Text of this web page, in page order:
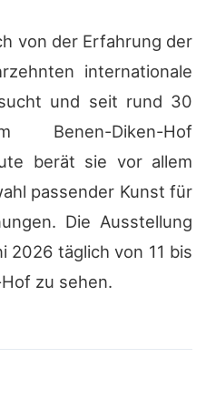
von der Erfahrung der
internationale
und seit rund 30
Diken-Hof
berät sie vor allem
passender Kunst für
Die Ausstellung
2026 täglich von 11 bis
zu sehen.